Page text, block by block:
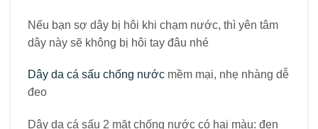
Nếu bạn sợ dây bị hôi khi chạm nước, thì yên tâm
dây này sẽ không bị hôi tay đâu nhé
Dây da cá sấu chống nước mềm mại, nhẹ nhàng dễ
đeo
Dây da cá sấu 2 mặt chống nước có hai màu: đen